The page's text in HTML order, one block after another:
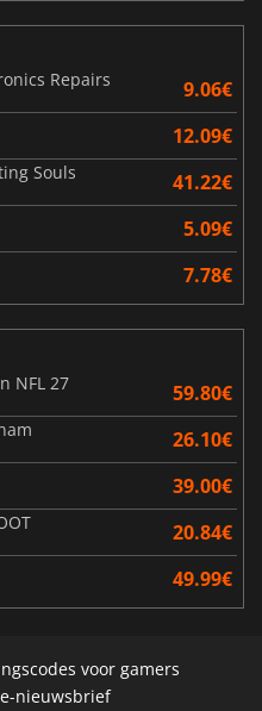
Repairs
9.06€
12.09€
Souls 41.22€
5.09€
7.78€
NFL 27
59.80€
26.10€
39.00€
20.84€
49.99€
voor gamers
nieuwsbrief